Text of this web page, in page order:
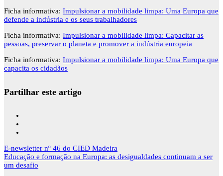
Ficha informativa: Impulsionar a mobilidade limpa: Uma Europa que
defende a indústria e os seus trabalhadores
Ficha informativa: Impulsionar a mobilidade limpa: Capacitar as
pessoas, preservar o planeta e promover a indústria europeia
Ficha informativa: Impulsionar a mobilidade limpa: Uma Europa que
capacita os cidadãos
Partilhar este artigo
Navegação
de
artigos
E-newsletter nº 46 do CIED Madeira
Educação e formação na Europa: as desigualdades continuam a ser
um desafio